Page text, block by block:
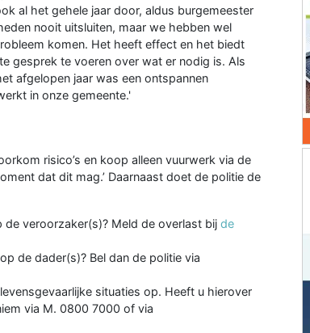
al het gehele jaar door, aldus burgemeester
nooit uitsluiten, maar we hebben wel
komen. Het heeft effect en het biedt
gesprek te voeren over wat er nodig is. Als
afgelopen jaar was een ontspannen
in onze gemeente.'
risico’s en koop alleen vuurwerk via de
dat dit mag.’ Daarnaast doet de politie de
veroorzaker(s)? Meld de overlast bij de
de dader(s)? Bel dan de politie via
situaties op. Heeft u hierover
via M. 0800 7000 of via